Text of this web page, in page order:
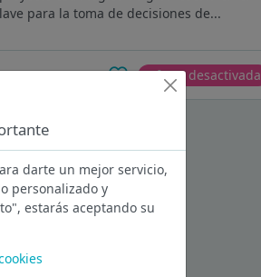
para la toma de decisiones de...
Oferta desactivada
darte un mejor servicio,
personalizado y
estarás aceptando su